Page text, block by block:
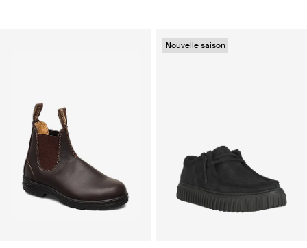
Nouvelle saison